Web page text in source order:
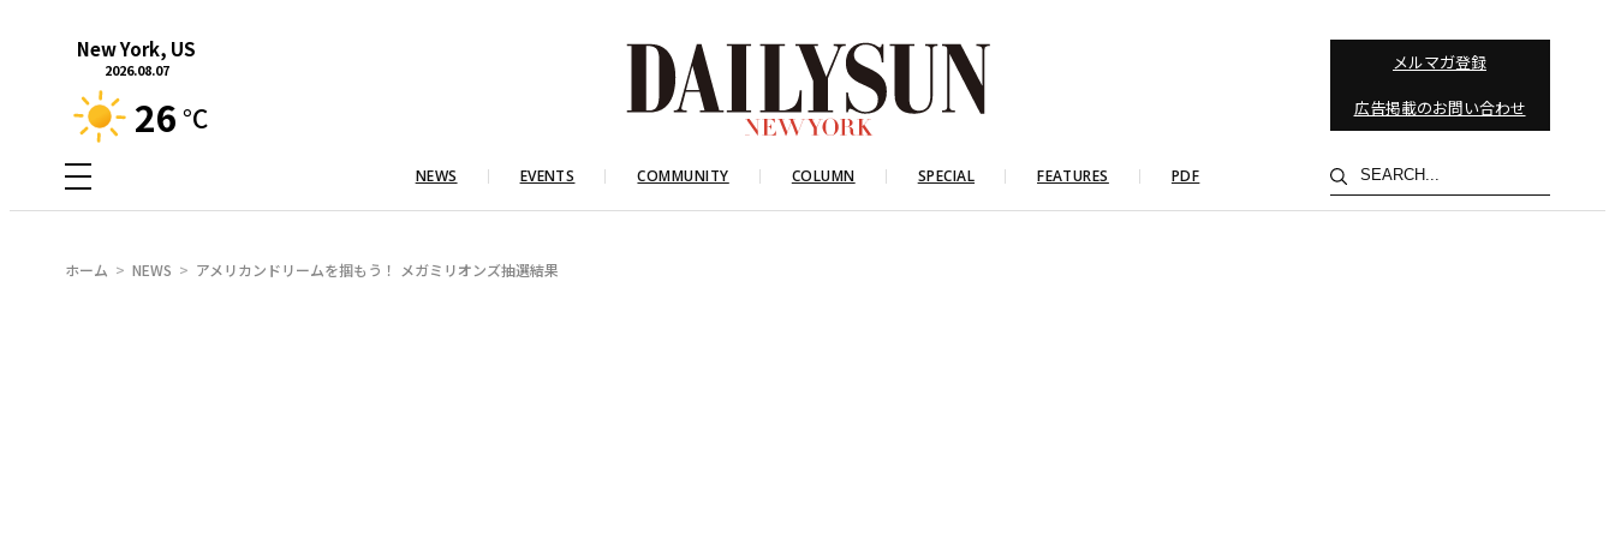
New York, US
2026.08.07
26 °C
メルマガ登録
広告掲載のお問い合わせ
NEWS EVENTS COMMUNITY COLUMN SPECIAL FEATURES PDF
検
索
ホーム NEWS アメリカンドリームを掴もう！ メガミリオンズ抽選結果